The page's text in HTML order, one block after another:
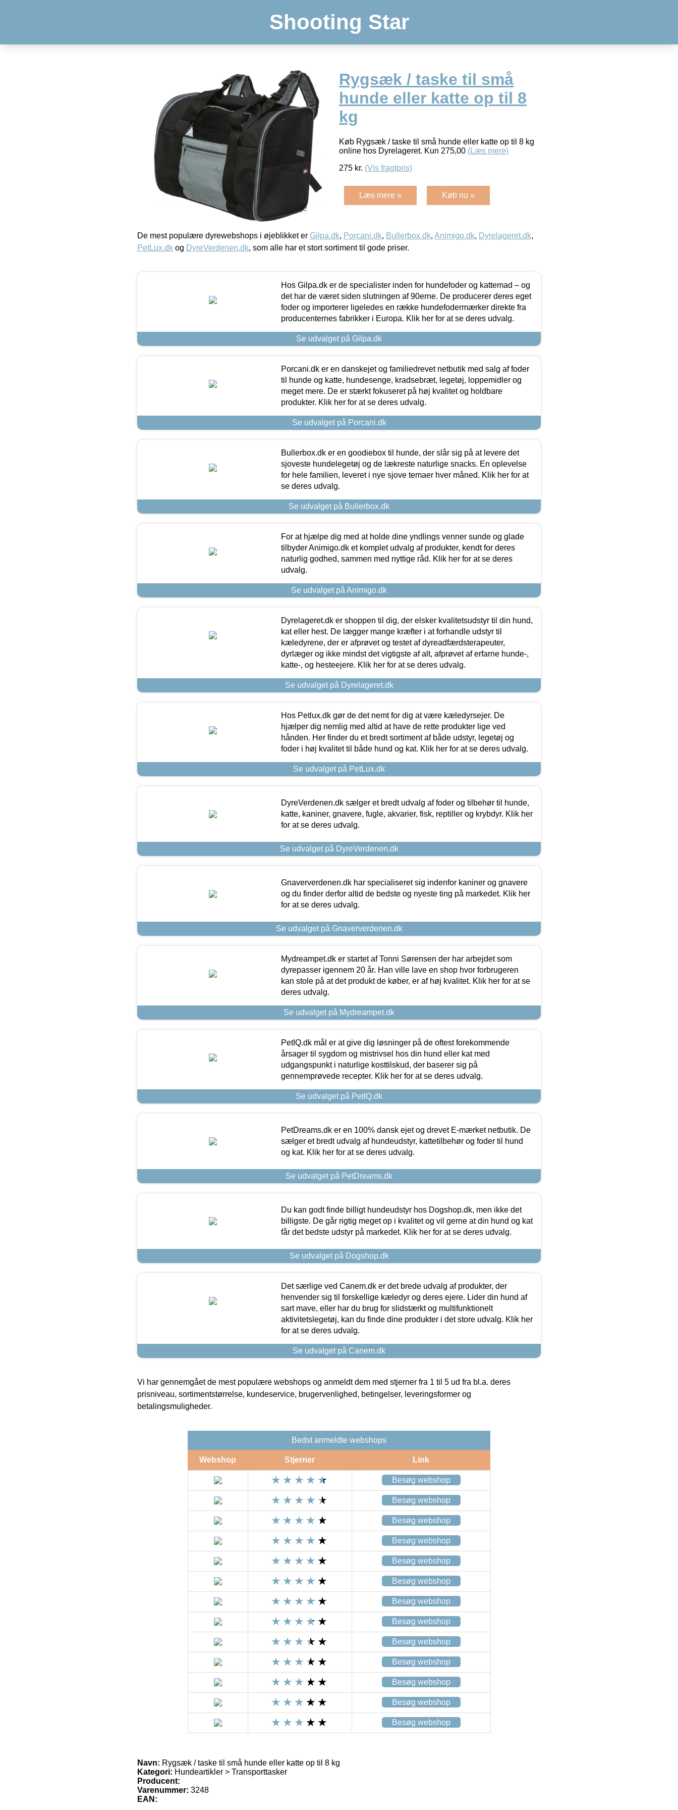
Shooting Star
Rygsæk / taske til små
hunde eller katte op til 8
kg
Køb Rygsæk / taske til små hunde eller katte op til 8 kg
online hos Dyrelageret. Kun 275,00 (Læs mere)
275 kr. (Vis fragtpris)
Læs mere » Køb nu »
De mest populære dyrewebshops i øjeblikket er Gilpa.dk, Porcani.dk, Bullerbox.dk, Animigo.dk, Dyrelageret.dk,
PetLux.dk og DyreVerdenen.dk, som alle har et stort sortiment til gode priser.
Hos Gilpa.dk er de specialister inden for hundefoder og kattemad – og
det har de været siden slutningen af 90erne. De producerer deres eget
foder og importerer ligeledes en række hundefodermærker direkte fra
producenternes fabrikker i Europa. Klik her for at se deres udvalg.
Se udvalget på Gilpa.dk
Porcani.dk er en danskejet og familiedrevet netbutik med salg af foder
til hunde og katte, hundesenge, kradsebræt, legetøj, loppemidler og
meget mere. De er stærkt fokuseret på høj kvalitet og holdbare
produkter. Klik her for at se deres udvalg.
Se udvalget på Porcani.dk
Bullerbox.dk er en goodiebox til hunde, der slår sig på at levere det
sjoveste hundelegetøj og de lækreste naturlige snacks. En oplevelse
for hele familien, leveret i nye sjove temaer hver måned. Klik her for at
se deres udvalg.
Se udvalget på Bullerbox.dk
For at hjælpe dig med at holde dine yndlings venner sunde og glade
tilbyder Animigo.dk et komplet udvalg af produkter, kendt for deres
naturlig godhed, sammen med nyttige råd. Klik her for at se deres
udvalg.
Se udvalget på Animigo.dk
Dyrelageret.dk er shoppen til dig, der elsker kvalitetsudstyr til din hund,
kat eller hest. De lægger mange kræfter i at forhandle udstyr til
kæledyrene, der er afprøvet og testet af dyreadfærdsterapeuter,
dyrlæger og ikke mindst det vigtigste af alt, afprøvet af erfarne hunde-,
katte-, og hesteejere. Klik her for at se deres udvalg.
Se udvalget på Dyrelageret.dk
Hos Petlux.dk gør de det nemt for dig at være kæledyrsejer. De
hjælper dig nemlig med altid at have de rette produkter lige ved
hånden. Her finder du et bredt sortiment af både udstyr, legetøj og
foder i høj kvalitet til både hund og kat. Klik her for at se deres udvalg.
Se udvalget på PetLux.dk
DyreVerdenen.dk sælger et bredt udvalg af foder og tilbehør til hunde,
katte, kaniner, gnavere, fugle, akvarier, fisk, reptiller og krybdyr. Klik her
for at se deres udvalg.
Se udvalget på DyreVerdenen.dk
Gnaververdenen.dk har specialiseret sig indenfor kaniner og gnavere
og du finder derfor altid de bedste og nyeste ting på markedet. Klik her
for at se deres udvalg.
Se udvalget på Gnaververdenen.dk
Mydreampet.dk er startet af Tonni Sørensen der har arbejdet som
dyrepasser igennem 20 år. Han ville lave en shop hvor forbrugeren
kan stole på at det produkt de køber, er af høj kvalitet. Klik her for at se
deres udvalg.
Se udvalget på Mydreampet.dk
PetIQ.dk mål er at give dig løsninger på de oftest forekommende
årsager til sygdom og mistrivsel hos din hund eller kat med
udgangspunkt i naturlige kosttilskud, der baserer sig på
gennemprøvede recepter. Klik her for at se deres udvalg.
Se udvalget på PetIQ.dk
PetDreams.dk er en 100% dansk ejet og drevet E-mærket netbutik. De
sælger et bredt udvalg af hundeudstyr, kattetilbehør og foder til hund
og kat. Klik her for at se deres udvalg.
Se udvalget på PetDreams.dk
Du kan godt finde billigt hundeudstyr hos Dogshop.dk, men ikke det
billigste. De går rigtig meget op i kvalitet og vil gerne at din hund og kat
får det bedste udstyr på markedet. Klik her for at se deres udvalg.
Se udvalget på Dogshop.dk
Det særlige ved Canem.dk er det brede udvalg af produkter, der
henvender sig til forskellige kæledyr og deres ejere. Lider din hund af
sart mave, eller har du brug for slidstærkt og multifunktionelt
aktivitetslegetøj, kan du finde dine produkter i det store udvalg. Klik her
for at se deres udvalg.
Se udvalget på Canem.dk
Vi har gennemgået de mest populære webshops og anmeldt dem med stjerner fra 1 til 5 ud fra bl.a. deres
prisniveau, sortimentstørrelse, kundeservice, brugervenlighed, betingelser, leveringsformer og
betalingsmuligheder.
Bedst anmeldte webshops
Webshop Stjerner Link
Besøg webshop
Besøg webshop
Besøg webshop
Besøg webshop
Besøg webshop
Besøg webshop
Besøg webshop
Besøg webshop
Besøg webshop
Besøg webshop
Besøg webshop
Besøg webshop
Besøg webshop
Navn: Rygsæk / taske til små hunde eller katte op til 8 kg
Kategori: Hundeartikler > Transporttasker
Producent:
Varenummer: 3248
EAN: